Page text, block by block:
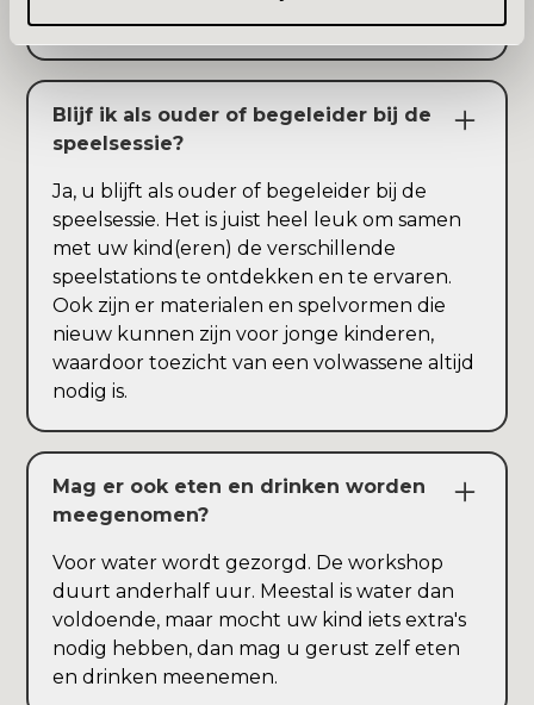
vinden.
Blijf ik als ouder of begeleider bij de
speelsessie?
Ja, u blijft als ouder of begeleider bij de
speelsessie. Het is juist heel leuk om samen
met uw kind(eren) de verschillende
speelstations te ontdekken en te ervaren.
Ook zijn er materialen en spelvormen die
nieuw kunnen zijn voor jonge kinderen,
waardoor toezicht van een volwassene altijd
nodig is.
Mag er ook eten en drinken worden
meegenomen?
Voor water wordt gezorgd. De workshop
duurt anderhalf uur. Meestal is water dan
voldoende, maar mocht uw kind iets extra's
nodig hebben, dan mag u gerust zelf eten
en drinken meenemen.